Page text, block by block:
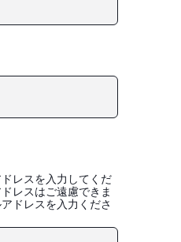
レスを入力してくだ
レスはご遠慮できま
ドレスを入力くださ